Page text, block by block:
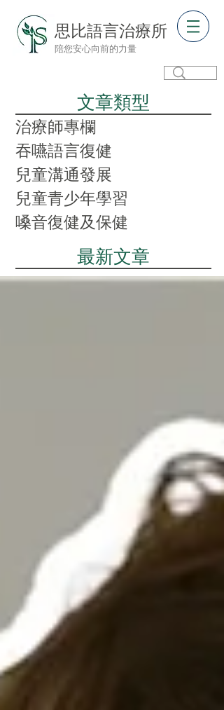
思比語言治療所
陪您安心向前的力量
​文章類型
治療師專欄
吞嚥語言復健
兒童溝通發展
兒童青少年學習
嗓音復健及保健
​最新文章